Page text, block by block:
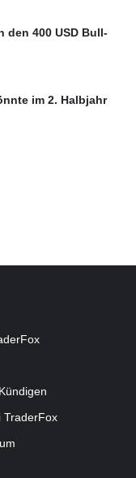
den 400 USD Bull-
im 2. Halbjahr
TraderFox